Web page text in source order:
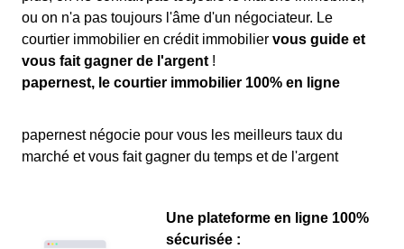
ou on n'a pas toujours l'âme d'un négociateur. Le
courtier immobilier en crédit immobilier vous guide et
vous fait gagner de l'argent !
papernest, le courtier immobilier 100% en ligne
papernest négocie pour vous les meilleurs taux du
marché et vous fait gagner du temps et de l'argent
Une plateforme en ligne 100%
sécurisée :